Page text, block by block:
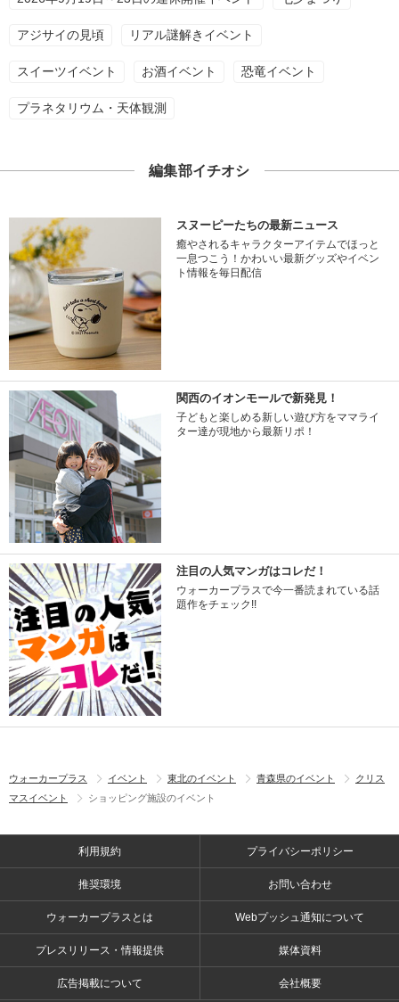
アジサイの見頃 リアル謎解きイベント
スイーツイベント お酒イベント 恐竜イベント
プラネタリウム・天体観測
編集部イチオシ
スヌーピーたちの最新ニュース
癒やされるキャラクターアイテムでほっと
一息つこう！かわいい最新グッズやイベン
ト情報を毎日配信
関西のイオンモールで新発見！
子どもと楽しめる新しい遊び方をママライ
ター達が現地から最新リポ！
注目の人気マンガはコレだ！
ウォーカープラスで今一番読まれている話
題作をチェック!!
ウォーカープラス イベント 東北のイベント 青森県のイベント
クリス
マスイベント
ショッピング施設のイベント
利用規約 プライバシーポリシー
推奨環境 お問い合わせ
ウォーカープラスとは Webプッシュ通知について
プレスリリース・情報提供 媒体資料
広告掲載について 会社概要